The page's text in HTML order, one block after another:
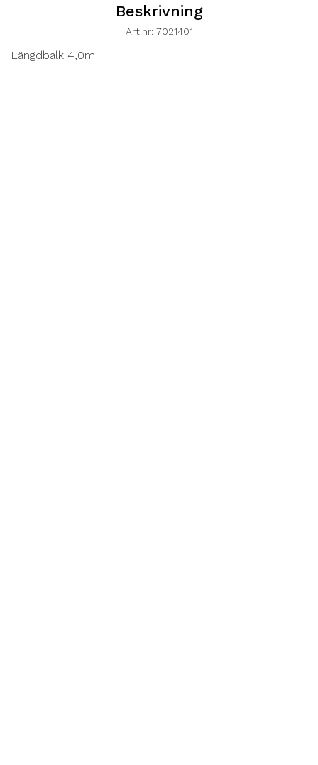
Beskrivning
Art.nr: 7021401
Längdbalk 4,0m